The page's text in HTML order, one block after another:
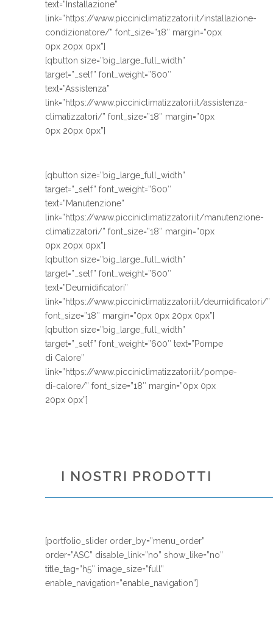
text=”Installazione”
link=”https://www.picciniclimatizzatori.it/installazione-
condizionatore/” font_size=”18″ margin=”0px
0px 20px 0px”]
[qbutton size=”big_large_full_width”
target=”_self” font_weight=”600″
text=”Assistenza”
link=”https://www.picciniclimatizzatori.it/assistenza-
climatizzatori/” font_size=”18″ margin=”0px
0px 20px 0px”]
[qbutton size=”big_large_full_width”
target=”_self” font_weight=”600″
text=”Manutenzione”
link=”https://www.picciniclimatizzatori.it/manutenzione-
climatizzatori/” font_size=”18″ margin=”0px
0px 20px 0px”]
[qbutton size=”big_large_full_width”
target=”_self” font_weight=”600″
text=”Deumidificatori”
link=”https://www.picciniclimatizzatori.it/deumidificatori/”
font_size=”18″ margin=”0px 0px 20px 0px”]
[qbutton size=”big_large_full_width”
target=”_self” font_weight=”600″ text=”Pompe
di Calore”
link=”https://www.picciniclimatizzatori.it/pompe-
di-calore/” font_size=”18″ margin=”0px 0px
20px 0px”]
I NOSTRI PRODOTTI
[portfolio_slider order_by=”menu_order”
order=”ASC” disable_link=”no” show_like=”no”
title_tag=”h5″ image_size=”full”
enable_navigation=”enable_navigation”]